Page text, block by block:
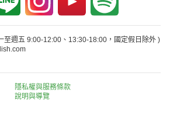
至週五 9:00-12:00、13:30-18:00，國定假日除外 )
隱私權與服務條款
說明與導覽